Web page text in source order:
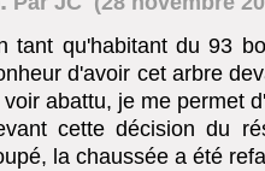
tant qu'habitant du 93
d'avoir cet arbre
voir abattu, je me permet
cette décision du
la chaussée a été